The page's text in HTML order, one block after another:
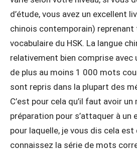
d’étude, vous avez un excellent
chinois contemporain) reprenant
vocabulaire du HSK. La langue
relativement bien comprise avec
de plus au moins 1 000 mots
sont repris dans la plupart des
C’est pour cela qu’il faut avoir
préparation pour s’attaquer à un
pour laquelle, je vous dis cela est
connaissez la série de mots